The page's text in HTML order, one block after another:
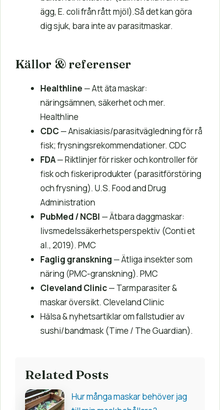
ägg, E. coli från rått mjöl).Så det kan göra
dig sjuk, bara inte av parasitmaskar.
Källor & referenser
Healthline — Att äta maskar:
näringsämnen, säkerhet och mer.
Healthline
CDC— Anisakiasis/parasitvägledning för rå
fisk; frysningsrekommendationer. CDC
FDA— Riktlinjer för risker och kontroller för
fisk och fiskeriprodukter (parasitförstöring
och frysning). U.S. Food and Drug
Administration
PubMed / NCBI — Ätbara daggmaskar:
livsmedelssäkerhetsperspektiv (Conti et
al., 2019). PMC
Faglig granskning — Ätliga insekter som
näring (PMC-granskning). PMC
Cleveland Clinic— Tarmparasiter &
maskar översikt. Cleveland Clinic
Hälsa & nyhetsartiklar om fallstudier av
sushi/bandmask (Time / The Guardian).
Related Posts
Hur många maskar behöver jag